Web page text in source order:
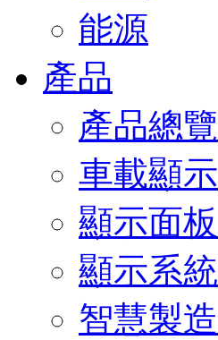
能源
產品
產品總覽
車載顯示
顯示面板
顯示系統
智慧製造